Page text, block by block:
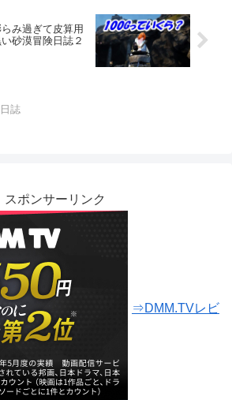
み過ぎて皮算用
砂漠冒険日誌２
誌
スポンサーリンク
⇒DMM.TVレビ